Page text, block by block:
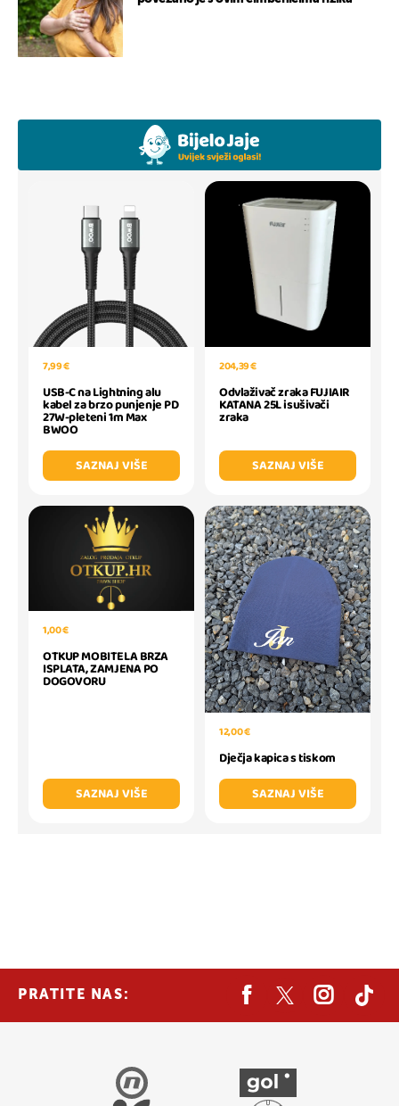
7,99 €
USB-C na Lightning alu
kabel za brzo punjenje PD
27W-pleteni 1m Max
BWOO
SAZNAJ VIŠE
204,39 €
Odvlaživač zraka FUJIAIR
KATANA 25L isušivači
zraka
SAZNAJ VIŠE
1,00 €
OTKUP MOBITELA BRZA
ISPLATA, ZAMJENA PO
DOGOVORU
SAZNAJ VIŠE
12,00 €
Dječja kapica s tiskom
SAZNAJ VIŠE
PRATITE NAS: